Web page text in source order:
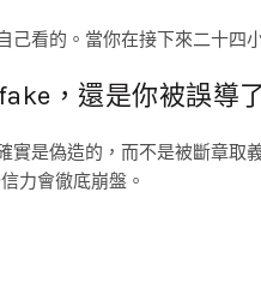
看的。當你在接下來二十四
，還是你被誤導
實是偽造的，而不是被斷章取
力會徹底崩盤。